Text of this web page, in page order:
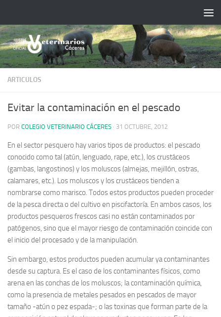
ARTICULOS
Evitar la contaminación en el pescado
POR COLEGIO VETERINARIO CÁCERES · 31 OCTUBRE, 2012
En el sector pesquero hay varios tipos de productos: el pescado
conocido como tal (atún, lenguado, rape, etc.), los crustáceos
(gambas, langostinos) y los moluscos (almejas, mejillón, ostras,
calamares, etc.). Los moluscos y los crustáceos tienden a
nombrarse como marisco. Todos estos productos pueden proceder
de la pesca directa o del cultivo en piscifactoría. En ambos casos, los
productos pesqueros frescos casi no están contaminados por
patógenos, sino que el mayor riesgo de contaminación coincide con
el inicio del procesado y de la manipulación.
Sin embargo, estos productos pueden acumular ya contaminantes
desde su captura. Es el caso de los contaminantes físicos, como
arena en las conchas de los moluscos; la contaminación química,
como la presencia de metales pesados en pescados de mayor
tamaño -atún o pez espada-; o las toxinas que forman parte de la